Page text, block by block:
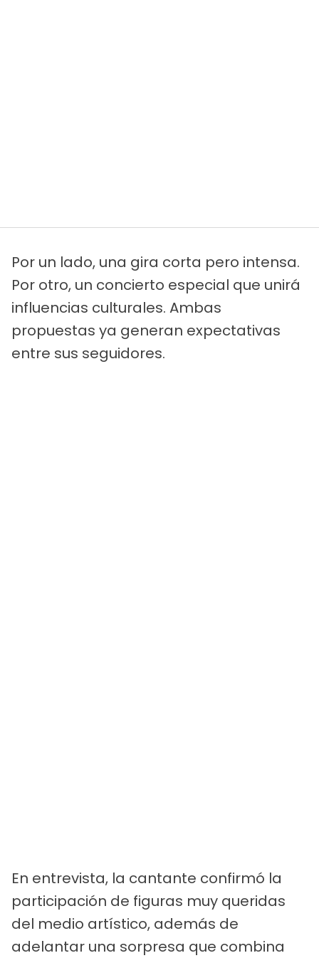
Por un lado, una gira corta pero intensa.
Por otro, un concierto especial que unirá
influencias culturales. Ambas
propuestas ya generan expectativas
entre sus seguidores.
En entrevista, la cantante confirmó la
participación de figuras muy queridas
del medio artístico, además de
adelantar una sorpresa que combina